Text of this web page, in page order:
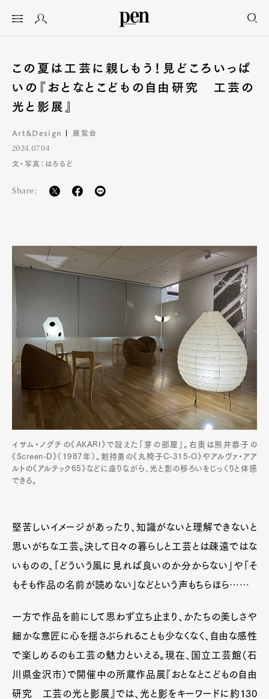
この夏は工芸に親しもう！見どころいっぱ
いの『おとなとこどもの自由研究 工芸の
光と影展』
Art&Design 展覧会
2024.07.04
文・写真：はろるど
Share:
イサム・ノグチの《AKARI》で設えた「芽の部屋」。右奥は熊井恭子の
《Screen-D》（1987年）。剣持勇の《丸椅子C-315-O》やアルヴァ・アア
ルトの《アルテック65》などに座りながら、光と影の移ろいをじっくりと体感
できる。
堅苦しいイメージがあったり、知識がないと理解できないと
思いがちな工芸。決して日々の暮らしと工芸とは疎遠ではな
いものの、「どういう風に見れば良いのか分からない」や「そ
もそも作品の名前が読めない」などという声もちらほら……
一方で作品を前にして思わず立ち止まり、かたちの美しさや
細かな意匠に心を揺さぶられることも少なくなく、自由な感性
で楽しめるのも工芸の魅力といえる。現在、国立工芸館（石
川県金沢市）で開催中の所蔵作品展『おとなとこどもの自由
研究 工芸の光と影展』では、光と影をキーワードに約130